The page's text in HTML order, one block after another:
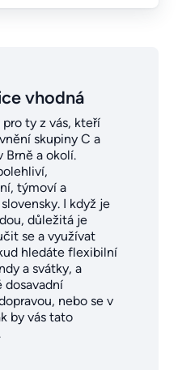
vhodná
ty z vás, kteří
skupiny C a
Brně a okolí.
týmoví a
I když je
důležitá je
se a využívat
hledáte flexibilní
a svátky, a
dosavadní
nebo se v
by vás tato